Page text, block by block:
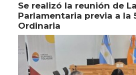
Se realizó la reunión de
Parlamentaria previa a la
Ordinaria